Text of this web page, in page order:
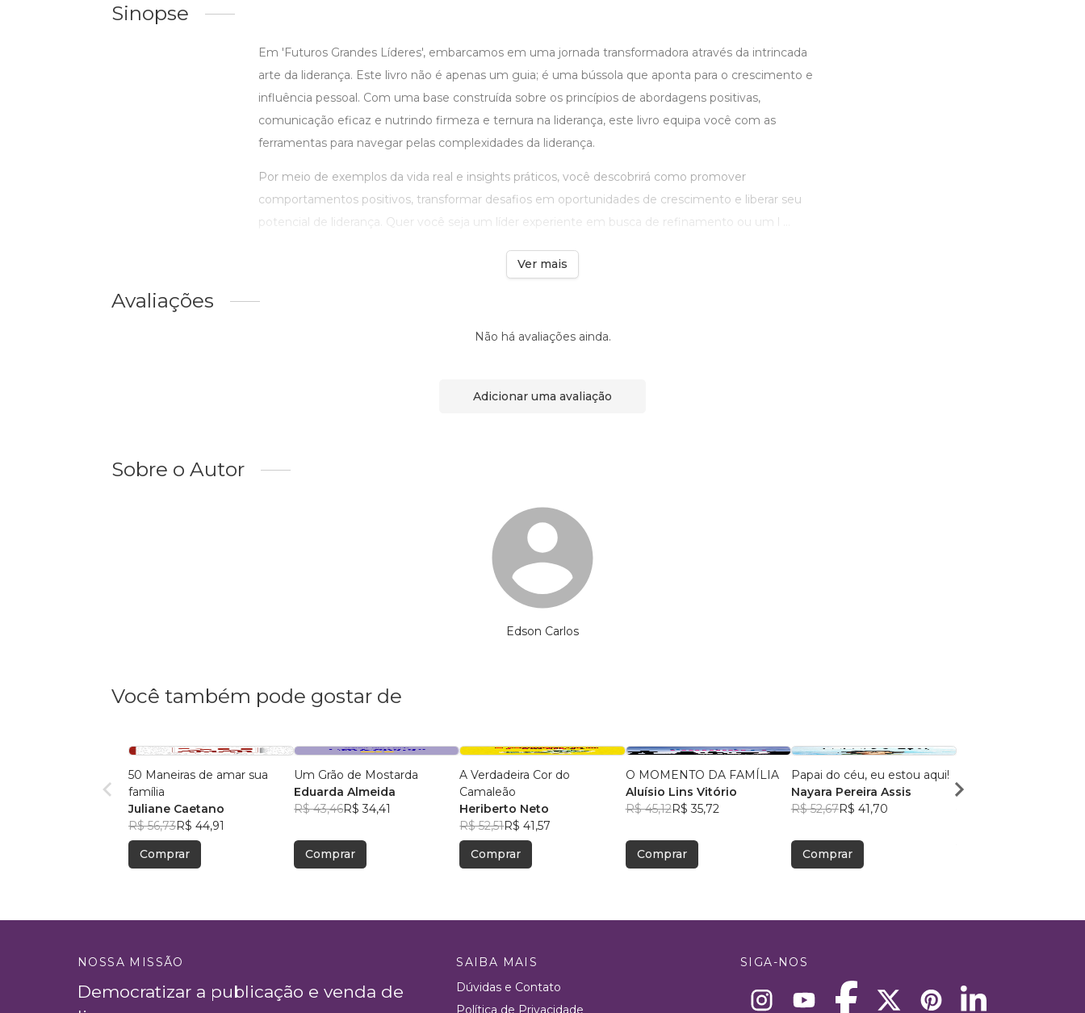
Sinopse
Em 'Futuros Grandes Líderes', embarcamos em uma jornada transformadora através da intrincada
arte da liderança. Este livro não é apenas um guia; é uma bússola que aponta para o crescimento e
influência pessoal. Com uma base construída sobre os princípios de abordagens positivas,
comunicação eficaz e nutrindo firmeza e ternura na liderança, este livro equipa você com as
ferramentas para navegar pelas complexidades da liderança.
Por meio de exemplos da vida real e insights práticos, você descobrirá como promover
comportamentos positivos, transformar desafios em oportunidades de crescimento e liberar seu
potencial de liderança. Quer você seja um líder experiente em busca de refinamento ou um l ...
Ver mais
Avaliações
Não há avaliações ainda.
Adicionar uma avaliação
Sobre o Autor
Edson Carlos
Você também pode gostar de
50 Maneiras de amar sua
família
Juliane Caetano
R$ 56,73R$ 44,91
Comprar
Um Grão de Mostarda
Eduarda Almeida
R$ 43,46R$ 34,41
Comprar
A Verdadeira Cor do
Camaleão
Heriberto Neto
R$ 52,51R$ 41,57
Comprar
O MOMENTO DA FAMÍLIA
Aluísio Lins Vitório
R$ 45,12R$ 35,72
Comprar
Papai do céu, eu estou aqui!
Nayara Pereira Assis
R$ 52,67R$ 41,70
Comprar
MAURY SERGIO LIMA
NOSSA MISSÃO
Democratizar a publicação e venda de
SAIBA MAIS
Dúvidas e Contato
Política de Privacidade
SIGA-NOS